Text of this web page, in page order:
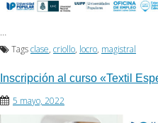
Tagsclase, criollo, locro, magistral
Inscripción al curso «Textil
5 mayo, 2022